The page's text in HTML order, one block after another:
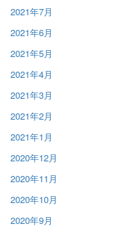
2021年7月
2021年6月
2021年5月
2021年4月
2021年3月
2021年2月
2021年1月
2020年12月
2020年11月
2020年10月
2020年9月